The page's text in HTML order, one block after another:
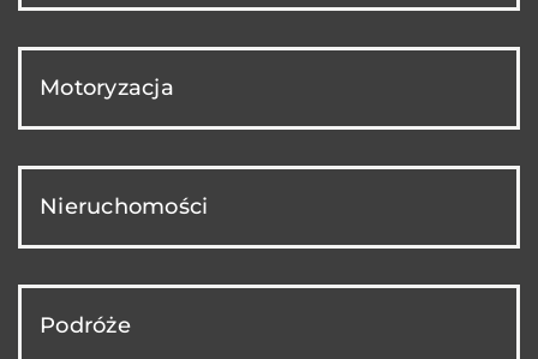
Motoryzacja
Nieruchomości
Podróże